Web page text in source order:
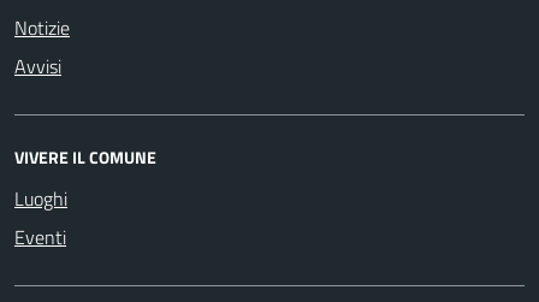
Notizie
Avvisi
VIVERE IL COMUNE
Luoghi
Eventi